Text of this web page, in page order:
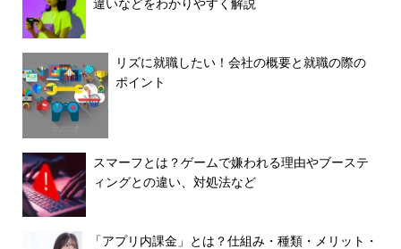
違いなどをわかりやすく解説
リズに就職したい！会社の概要と就職の際の
ポイント
スマーフとは？ゲームで嫌われる理由やブーステ
ィングとの違い、対処法など
「アプリ内課金」とは？仕組み・種類・メリット・